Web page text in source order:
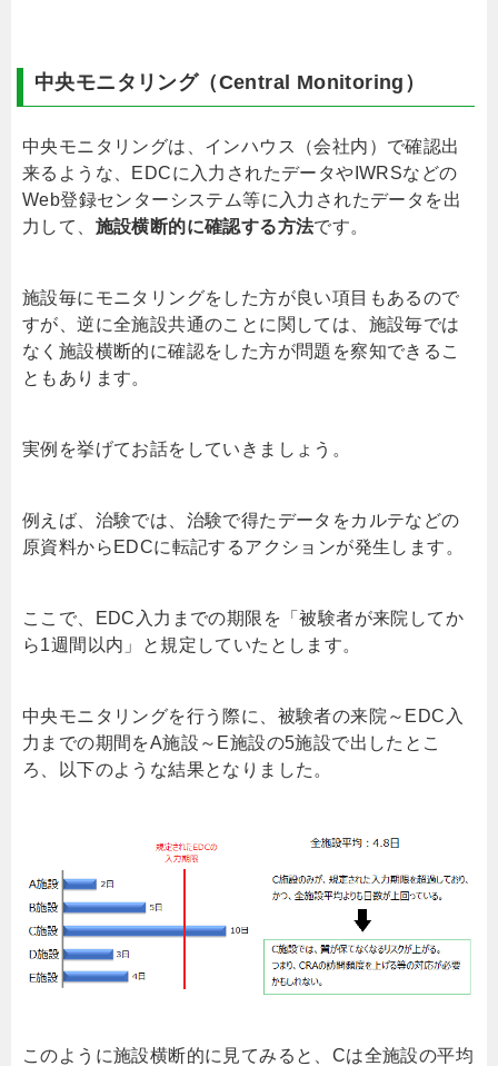
中央モニタリング（Central Monitoring ）
中央モニタリングは、インハウス（会社内）で確認出
来るような、 EDCに入力されたデータや IWRSなどの
Web登録センターシステム等に入力されたデータを出
力して、 施設横断的に確認する方法です。
施設毎にモニタリングをした方が良い項目もあるので
すが、逆に全施設共通のことに関しては、施設毎では
なく施設横断的に確認をした方が問題を察知できるこ
ともあります。
実例を挙げてお話をしていきましょう。
例えば、治験では、治験で得たデータをカルテなどの
原資料から EDCに転記するアクションが発生します。
ここで、 EDC 入力までの期限を「被験者が来院してか
ら1週間以内」と規定していたとします。
中央モニタリングを行う際に、被験者の来院～ EDC 入
力までの期間をA施設～ E施設の5施設で出したとこ
ろ、以下のような結果となりました。
このように施設横断的に見てみると、 Cは全施設の平均